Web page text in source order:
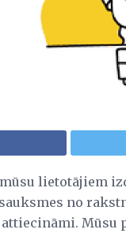
lietotājiem
no